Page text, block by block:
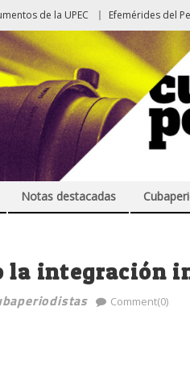
de la UPEC Efemérides del
Notas destacadas
la integración
Comment(0)